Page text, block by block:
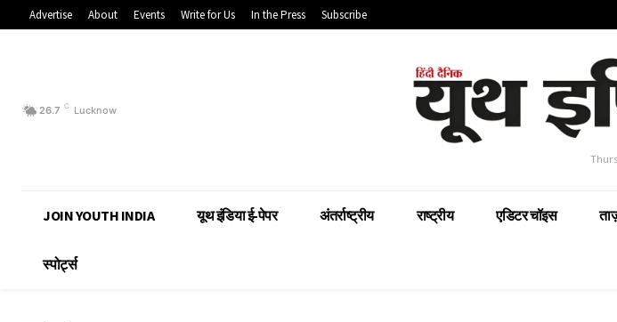
Advertise About Events Write for Us In the Press Subscribe
26.7 C Lucknow
JOIN YOUTH INDIA यूथ इंडिया ई-पेपर अंतर्राष्ट्रीय राष्ट्रीय एडिटर चॉइस
स्पोर्ट्स